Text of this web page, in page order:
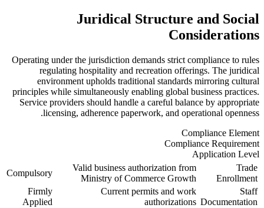
Juridical Structure and Social
Considerations
Operating under the jurisdiction demands strict compliance to rules
regulating hospitality and recreation offerings. The juridical
environment upholds traditional standards mirroring cultural
principles while simultaneously enabling global business practices.
Service providers should handle a careful balance by appropriate
licensing, adherence paperwork, and operational openness.
Compliance Element
Compliance Requirement
Application Level
Trade
Enrollment
Valid business authorization from
Ministry of Commerce Growth
Compulsory
Staff
Documentation
Current permits and work
authorizations
Firmly
Applied